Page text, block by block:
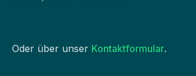
Oder über unser Kontaktformular.